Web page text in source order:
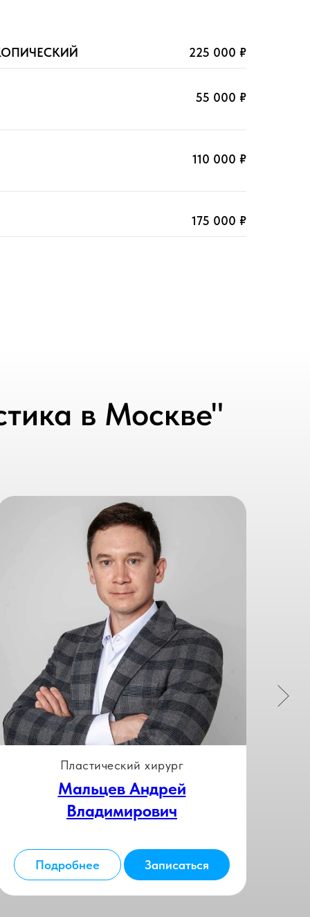
225 000 ₽
55 000 ₽
110 000 ₽
175 000 ₽
в Москве"
Пластический хирург
Мальцев Андрей
Владимирович
Подробнее Записаться